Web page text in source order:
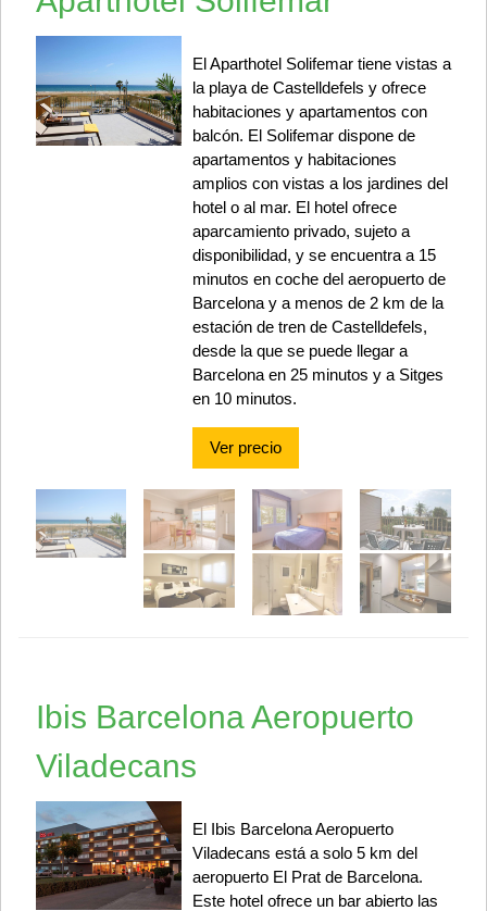
El Aparthotel Solifemar tiene vistas a
la playa de Castelldefels y ofrece
habitaciones y apartamentos con
balcón. El Solifemar dispone de
apartamentos y habitaciones
amplios con vistas a los jardines del
hotel o al mar. El hotel ofrece
aparcamiento privado, sujeto a
disponibilidad, y se encuentra a 15
minutos en coche del aeropuerto de
Barcelona y a menos de 2 km de la
estación de tren de Castelldefels,
desde la que se puede llegar a
Barcelona en 25 minutos y a Sitges
en 10 minutos.
Ver precio
Ibis Barcelona Aeropuerto
Viladecans
El Ibis Barcelona Aeropuerto
Viladecans está a solo 5 km del
aeropuerto El Prat de Barcelona.
Este hotel ofrece un bar abierto las